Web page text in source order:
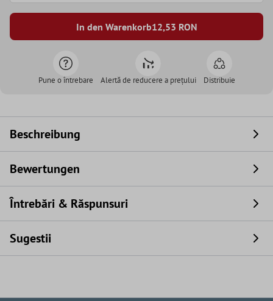
In den Warenkorb12,53 RON
Pune o întrebare Alertă de reducere a prețului Distribuie
Beschreibung
Bewertungen
Întrebări & Răspunsuri
Sugestii